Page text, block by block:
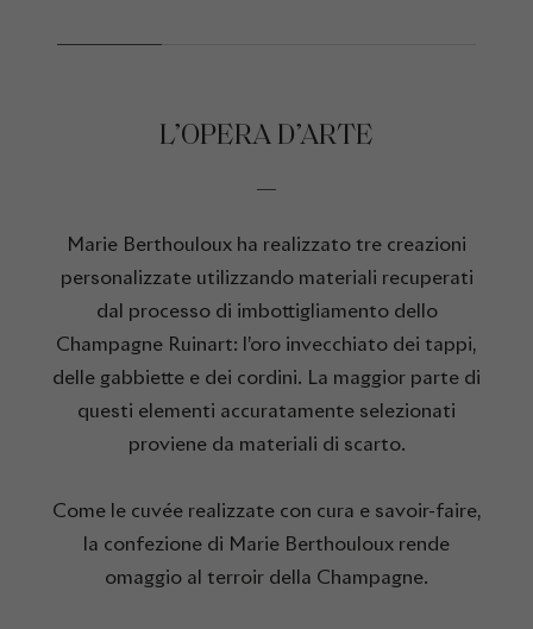
L’OPERA D’ARTE
Marie Berthouloux ha realizzato tre creazioni
personalizzate utilizzando materiali recuperati
dal processo di imbottigliamento dello
Champagne Ruinart: l’oro invecchiato dei tappi,
delle gabbiette e dei cordini. La maggior parte di
questi elementi accuratamente selezionati
proviene da materiali di scarto.
Come le cuvée realizzate con cura e savoir-faire,
la confezione di Marie Berthouloux rende
omaggio al terroir della Champagne.